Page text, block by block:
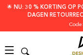
🌟 NU: 30 % KORTING OP
DAGEN